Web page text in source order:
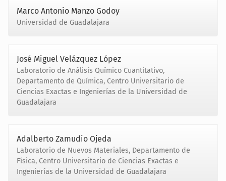
Marco Antonio Manzo Godoy
Universidad de Guadalajara
José Miguel Velázquez López
Laboratorio de Análisis Químico Cuantitativo,
Departamento de Química, Centro Universitario de
Ciencias Exactas e Ingenierías de la Universidad de
Guadalajara
Adalberto Zamudio Ojeda
Laboratorio de Nuevos Materiales, Departamento de
Física, Centro Universitario de Ciencias Exactas e
Ingenierías de la Universidad de Guadalajara